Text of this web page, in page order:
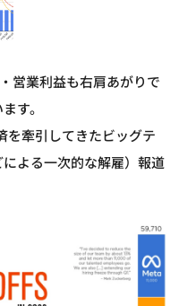
営業利益も右肩あがりで
す。
を牽引してきたビッグテ
よる一次的な解雇）報道